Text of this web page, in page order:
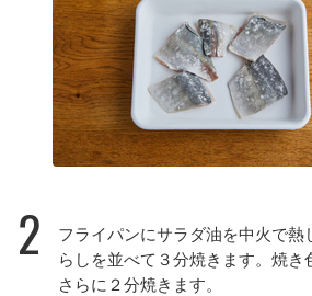
2
フライパンにサラダ油を中火で
らしを並べて３分焼きます。焼き
さらに２分焼きます。